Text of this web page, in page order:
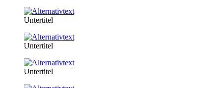
Untertitel
Untertitel
Untertitel